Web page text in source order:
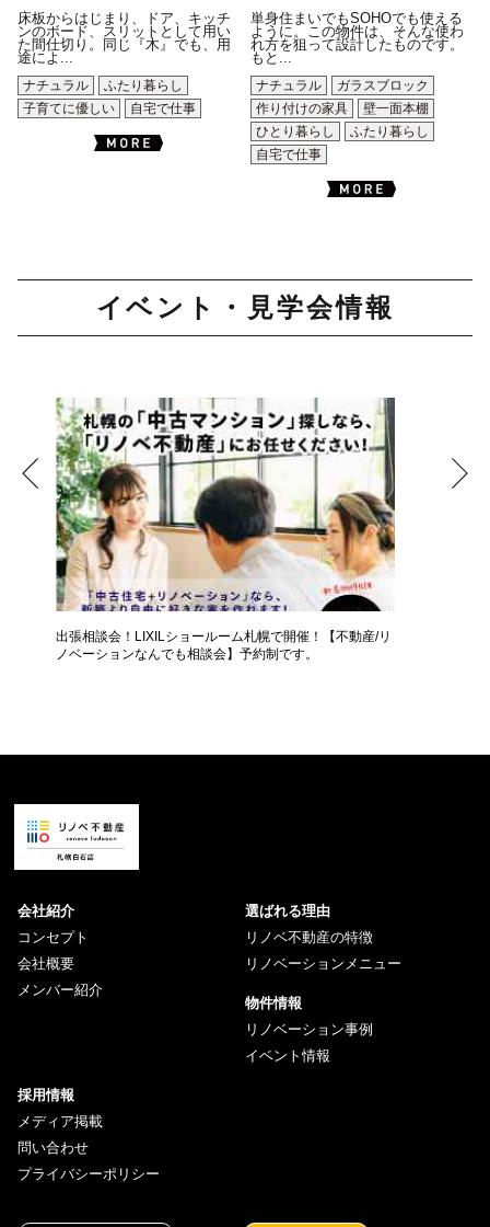
床板からはじまり、ドア、キッチ
ンのボード、スリットとして用い
た間仕切り。同じ『木』でも、用
途によ...
ナチュラル
ふたり暮らし
子育てに優しい
自宅で仕事
単身住まいでもSOHOでも使える
ように。この物件は、そんな使わ
れ方を狙って設計したものです。
もと...
ナチュラル
ガラスブロック
作り付けの家具
壁一面本棚
ひとり暮らし
ふたり暮らし
自宅で仕事
イベント・見学会情報
出張相談会！LIXILショールーム札幌で開催！【不動産/リ
ノベーションなんでも相談会】予約制です。
会社紹介
コンセプト
会社概要
メンバー紹介
選ばれる理由
リノベ不動産の特徴
リノベーションメニュー
物件情報
リノベーション事例
イベント情報
採用情報
メディア掲載
問い合わせ
プライバシーポリシー